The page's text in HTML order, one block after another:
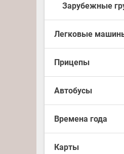
Зарубежные
Легковые
Прицепы
Автобусы
Времена года
Карты